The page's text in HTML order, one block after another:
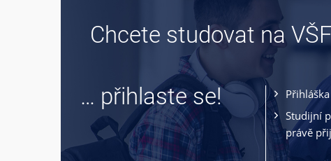
Chcete studovat na
… přihlaste se!
Studijní
právě